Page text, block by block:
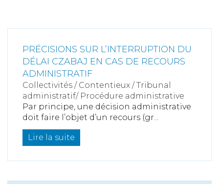
PRÉCISIONS SUR L’INTERRUPTION DU
DÉLAI CZABAJ EN CAS DE RECOURS
ADMINISTRATIF
Collectivités / Contentieux /Tribunal
administratif/ Procédure administrative
Par principe, une décision administrative
doit faire l’objet d’un recours (gr...
Lire la suite